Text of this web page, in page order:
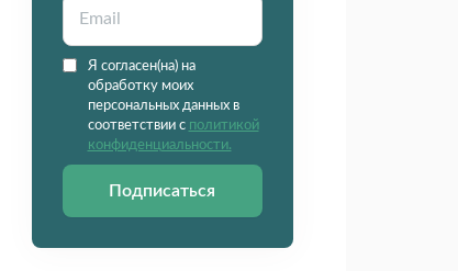
Я согласен(на) на
обработку моих
персональных данных в
соответствии с политикой
конфиденциальности.
Подписаться